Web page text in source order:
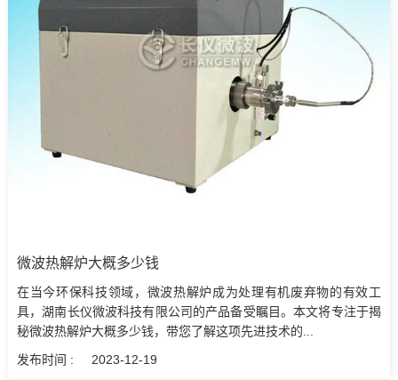
微波热解炉大概多少钱
在当今环保科技领域，微波热解炉成为处理有机废弃物的有效工
具，湖南长仪微波科技有限公司的产品备受瞩目。本文将专注于揭
秘微波热解炉大概多少钱，带您了解这项先进技术的...
发布时间 :
2023-12-19